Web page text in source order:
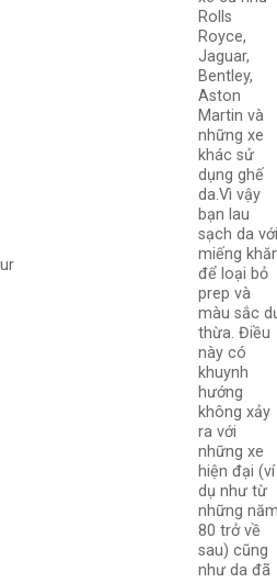
Rolls
Royce,
Jaguar,
Bentley,
Aston
Martin và
những xe
khác sử
dụng ghế
da.Vì vậy
bạn lau
sạch da
miếng
để loại bỏ
prep và
màu sắc
thừa. Điều
này có
khuynh
hướng
không xảy
ra với
những xe
hiện đại (ví
dụ như từ
những
80 trở về
sau) cũng
như da đã